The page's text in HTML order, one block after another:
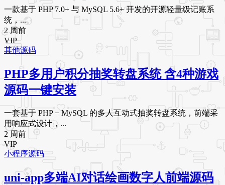
一款基于 PHP 7.0+ 与 MySQL 5.6+ 开发的开源轻量级记账系
统，...
2 周前
VIP
其他源码
PHP多用户积分抽奖转盘系统 含4种游戏
源码一键安装
一套基于 PHP + MySQL 的多人互动式抽奖转盘系统，前端采
用响应式设计，...
2 周前
VIP
小程序源码
uni-app多端AI对话绘画数字人前端源码